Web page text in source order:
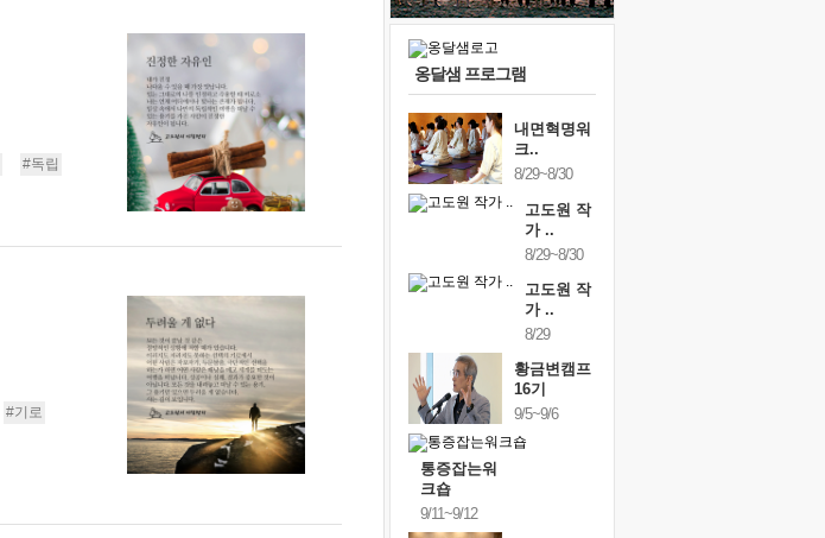
#독립
#기로
보고 싶은 어머니
못된 꼰대들
옹달샘 프로그램
내면혁명워
크..
8/29~8/30
고도원 작
가 ..
8/29~8/30
고도원 작
가 ..
8/29
황금변캠프
16기
9/5~9/6
통증잡는워
크숍
9/11~9/12